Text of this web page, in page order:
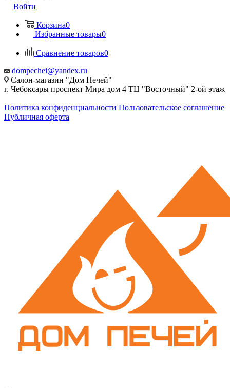
Войти
Корзина0
Избранные товары0
Сравнение товаров0
dompechei@yandex.ru
Салон-магазин "Дом Печей"
г. Чебоксары проспект Мира дом 4 ТЦ "Восточный" 2-ой этаж
Политика конфиденциальности Пользовательское соглашение
Публичная оферта